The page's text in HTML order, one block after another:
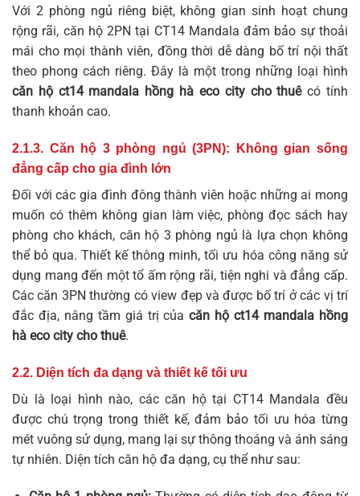
Với 2 phòng ngủ riêng biệt, không gian sinh hoạt chung
rộng rãi, căn hộ 2PN tại CT14 Mandala đảm bảo sự thoải
mái cho mọi thành viên, đồng thời dễ dàng bố trí nội thất
theo phong cách riêng. Đây là một trong những loại hình
căn hộ ct14 mandala hồng hà eco city cho thuêcó tính
thanh khoản cao.
2.1.3. Căn hộ 3 phòng ngủ (3PN): Không gian sống
đẳng cấp cho gia đình lớn
Đối với các gia đình đông thành viên hoặc những ai mong
muốn có thêm không gian làm việc, phòng đọc sách hay
phòng cho khách, căn hộ 3 phòng ngủ là lựa chọn không
thể bỏ qua. Thiết kế thông minh, tối ưu hóa công năng sử
dụng mang đến một tổ ấm rộng rãi, tiện nghi và đẳng cấp.
Các căn 3PN thường có view đẹp và được bố trí ở các vị trí
đắc địa, nâng tầm giá trị củacăn hộ ct14 mandala hồng
hà eco city cho thuê.
2.2. Diện tích đa dạng và thiết kế tối ưu
Dù là loại hình nào, các căn hộ tại CT14 Mandala đều
được chú trọng trong thiết kế, đảm bảo tối ưu hóa từng
mét vuông sử dụng, mang lại sự thông thoáng và ánh sáng
tự nhiên. Diện tích căn hộ đa dạng, cụ thể như sau: